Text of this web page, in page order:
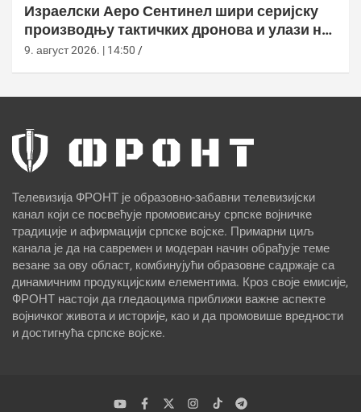
Израелски Аеро Сентинел шири серијску
производњу тактичких дронова и улази на
нова тржишта
9. август 2026. | 14:50
Телевизија ФРОНТ је образовно-забавни телевизијски
канал који се посвећује промовисању српске војничке
традиције и афирмацији српске војске. Примарни циљ
канала је да на савремен и модеран начин обрађује теме
везане за ову област, комбинујући образовне садржаје са
динамичним продукцијским елементима. Кроз своје емисије,
ФРОНТ настоји да гледаоцима приближи важне аспекте
војничког живота и историје, као и да промовише вредности
и достигнућа српске војске.